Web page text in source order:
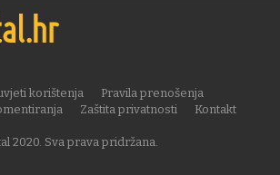
2020. Sva prava pridržana.
korištenja
Pravila prenošenja
Zaštita privatnosti
Kontakt